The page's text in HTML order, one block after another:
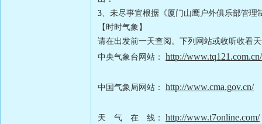
3、未尽事宜根据《厦门山鹰户外俱乐部管理
【时时气象】
请在出发前一天查阅。下列网站或收听收看
中央气象台网站：
http://www.tq121.com.cn/
中国气象局网站： http://www.cma.gov.cn/
天 气 在 线： http://www.t7online.com/